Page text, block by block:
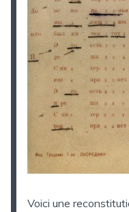
Voici une